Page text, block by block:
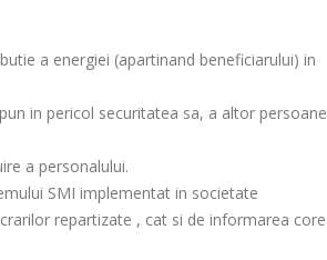
a energiei (apartinand beneficiarului) in
in pericol securitatea sa, a altor
a personalului.
SMI implementat in societate
repartizate , cat si de informarea